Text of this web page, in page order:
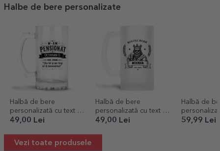
Halbe de bere personalizate
Halbă de bere
personalizată cu text -
Pensionat
49,00 Lei
Halbă de bere
personalizată cu text -
Regele berii
49,00 Lei
Halbă de
- A cold
59,99 Lei
Vezi toate produsele